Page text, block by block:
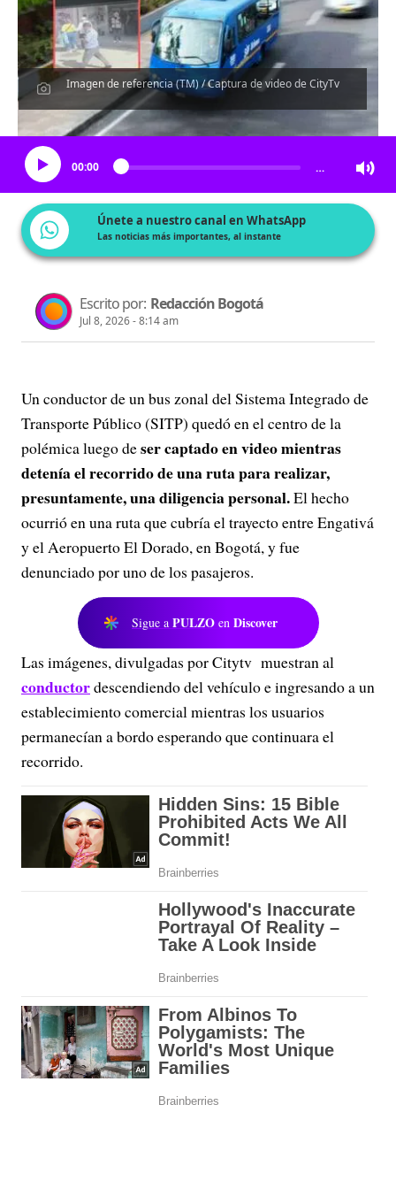
Imagen de referencia (TM) / Captura de video de CityTv
Escucha el artículo
00:00 …
Únete a nuestro canal en WhatsApp
Las noticias más importantes, al instante
Escrito por: Redacción Bogotá
Jul 8, 2026 - 8:14 am
Un conductor de un bus zonal del Sistema Integrado de
Transporte Público (SITP) quedó en el centro de la
polémica luego deser captado en video mientras
detenía el recorrido de una ruta para realizar,
presuntamente, una diligencia personal.El hecho
ocurrió en una ruta que cubría el trayecto entre Engativá
y el Aeropuerto El Dorado, en Bogotá, y fue
denunciado por uno de los pasajeros.
Sigue a PULZO en Discover
Las imágenes, divulgadas por Citytv muestran al
conductordescendiendo del vehículo e ingresando a un
establecimiento comercial mientras los usuarios
permanecían a bordo esperando que continuara el
recorrido.